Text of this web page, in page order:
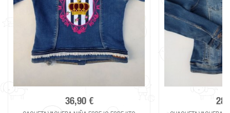
36,90 €